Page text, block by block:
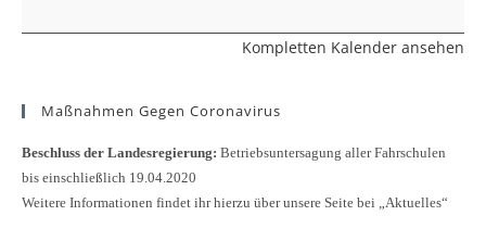
Kompletten Kalender ansehen
Maßnahmen Gegen Coronavirus
Beschluss der Landesregierung: Betriebsuntersagung aller Fahrschulen
bis einschließlich 19.04.2020
Weitere Informationen findet ihr hierzu über unsere Seite bei „Aktuelles“